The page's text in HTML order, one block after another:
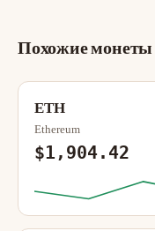
Похожие монеты
ETH
Ethereum
$1,904.42